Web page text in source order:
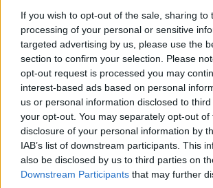
If you wish to opt-out of the sale, sharing to
processing of your personal or sensitive
targeted advertising by us, please use the
section to confirm your selection. Please
opt-out request is processed you may
interest-based ads based on personal
us or personal information disclosed to
your opt-out. You may separately opt-out of
disclosure of your personal information by
IAB’s list of downstream participants. This
also be disclosed by us to third parties on
Downstream Participants that may further
Premio lirico internazionale
Marcella Pobbe 2023 al soprano
Irina Lungu
Compagnia
STAY CONNECTED
9,253 3,533
Follower